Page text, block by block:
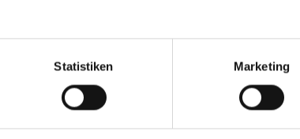
Statistiken Marketing
zur LIGNA mit dem Fokusthema
die Technologiepartnerschaft
entstanden sind.